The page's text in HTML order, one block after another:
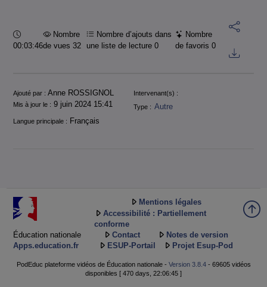
Durée :
00:03:46
Nombre
de vues 32
Nombre d’ajouts dans
une liste de lecture 0
Nombre
de favoris0
Informations
Ajouté par : Anne ROSSIGNOL
Intervenant(s) :
Mis à jour le : 9 juin 2024 15:41 Type : Autre
Langue principale : Français
Éducation nationale
Apps.education.fr
Mentions légales
Accessibilité : Partiellement
conforme
Contact
Notes de version
ESUP-Portail
Projet Esup-Pod
PodEduc plateforme vidéos de Éducation nationale - Version 3.8.4- 69605 vidéos
disponibles [ 470 days, 22:06:45 ]